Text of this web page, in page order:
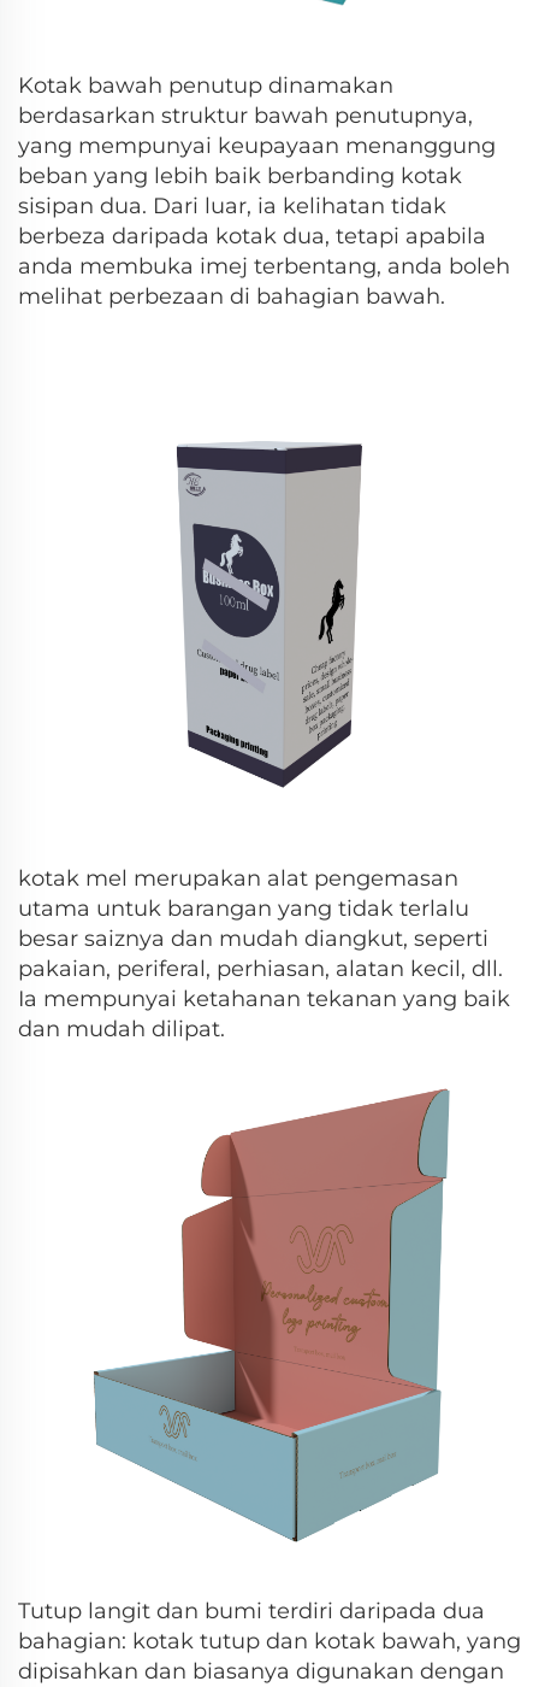
Kotak bawah penutup dinamakan
berdasarkan struktur bawah penutupnya,
yang mempunyai keupayaan menanggung
beban yang lebih baik berbanding kotak
sisipan dua. Dari luar, ia kelihatan tidak
berbeza daripada kotak dua, tetapi apabila
anda membuka imej terbentang, anda boleh
melihat perbezaan di bahagian bawah.
kotak mel merupakan alat pengemasan
utama untuk barangan yang tidak terlalu
besar saiznya dan mudah diangkut, seperti
pakaian, periferal, perhiasan, alatan kecil, dll.
Ia mempunyai ketahanan tekanan yang baik
dan mudah dilipat.
Tutup langit dan bumi terdiri daripada dua
bahagian: kotak tutup dan kotak bawah, yang
dipisahkan dan biasanya digunakan dengan